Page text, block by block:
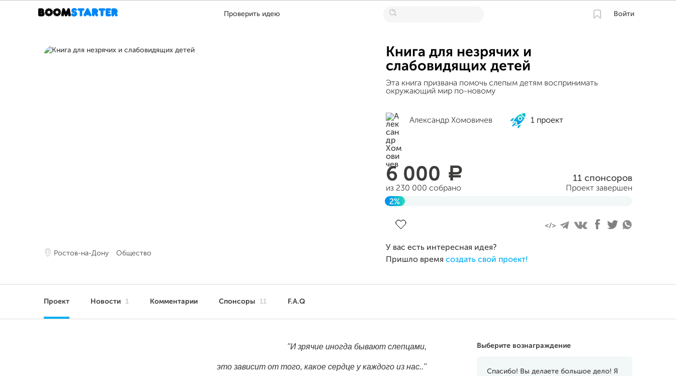
Проверить идею Войти
Ростов-на-Дону Общество
Книга для незрячих и
слабовидящих детей
Эта книга призвана помочь слепым детям воспринимать
окружающий мир по-новому
Александр Хомовичев 1 проект
6 000 a
из 230 000 собрано
11 спонсоров
Проект завершен
2%
У вас есть интересная идея?
Пришло время создать свой проект!
Проект Новости 1 Комментарии Спонсоры 11 F.A.Q
Выберите вознаграждение
Спасибо! Вы делаете большое дело! Я
"И зрячие иногда бывают слепцами,
это зависит от того, какое сердце у каждого из нас.."